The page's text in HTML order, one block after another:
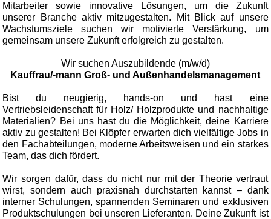
Mitarbeiter sowie innovative Lösungen, um die Zukunft
unserer Branche aktiv mitzugestalten. Mit Blick auf unsere
Wachstumsziele suchen wir motivierte Verstärkung, um
gemeinsam unsere Zukunft erfolgreich zu gestalten.
Wir suchen Auszubildende (m/w/d)
Kauffrau/-mann Groß- und Außenhandelsmanagement
Bist du neugierig, hands-on und hast eine
Vertriebsleidenschaft für Holz/ Holzprodukte und nachhaltige
Materialien? Bei uns hast du die Möglichkeit, deine Karriere
aktiv zu gestalten! Bei Klöpfer erwarten dich vielfältige Jobs in
den Fachabteilungen, moderne Arbeitsweisen und ein starkes
Team, das dich fördert.
Wir sorgen dafür, dass du nicht nur mit der Theorie vertraut
wirst, sondern auch praxisnah durchstarten kannst – dank
interner Schulungen, spannenden Seminaren und exklusiven
Produktschulungen bei unseren Lieferanten. Deine Zukunft ist